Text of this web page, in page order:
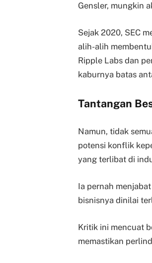
Gensler, mungkin
Sejak 2020, SEC
alih-alih
Ripple Labs dan
kaburnya batas
Tantangan
Namun, tidak
potensi konflik
yang terlibat di
Ia pernah
bisnisnya dinilai
Kritik ini mencuat
memastikan